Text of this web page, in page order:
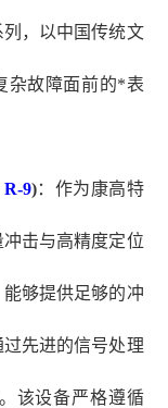
，以中国传统文
杂故障面前的*表
9)：作为康高特
击与高精度定位
够提供足够的冲
先进的信号处理
该设备严格遵循